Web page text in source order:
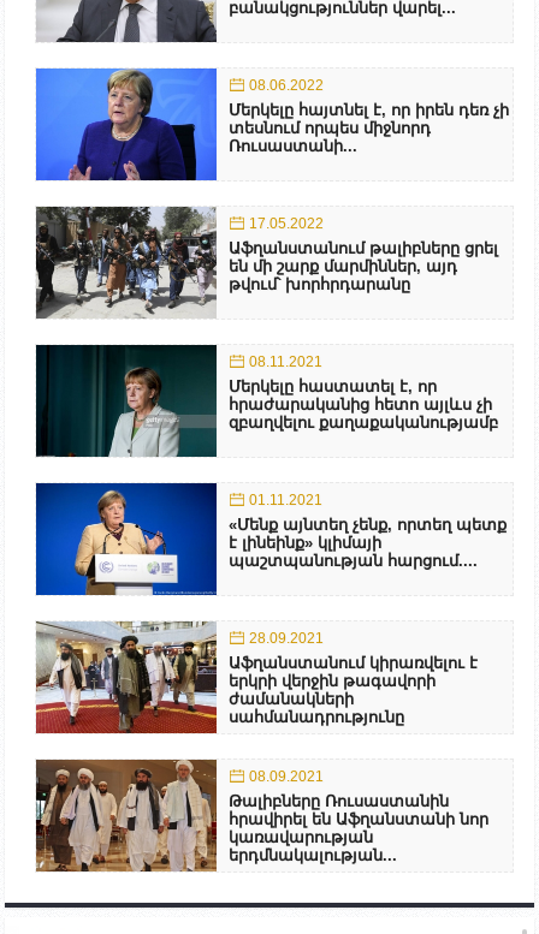
բանակցություններ վարել...
08.06.2022
Մերկելը հայտնել է, որ իրեն դեռ չի
տեսնում որպես միջնորդ
Ռուսաստանի...
17.05.2022
Աֆղանստանում թալիբները ցրել
են մի շարք մարմիններ, այդ
թվում՝ խորհրդարանը
08.11.2021
Մերկելը հաստատել է, որ
հրաժարականից հետո այլևս չի
զբաղվելու քաղաքականությամբ
01.11.2021
«Մենք այնտեղ չենք, որտեղ պետք
է լինեինք» կլիմայի
պաշտպանության հարցում....
28.09.2021
Աֆղանստանում կիրառվելու է
երկրի վերջին թագավորի
ժամանակների
սահմանադրությունը
08.09.2021
Թալիբները Ռուսաստանին
հրավիրել են Աֆղանստանի նոր
կառավարության
երդմնակալության...